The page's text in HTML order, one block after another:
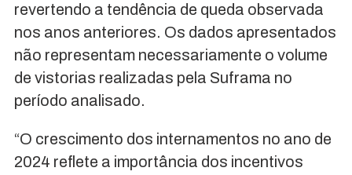
revertendo a tendência de queda observada
nos anos anteriores. Os dados apresentados
não representam necessariamente o volume
de vistorias realizadas pela Suframa no
período analisado.
“O crescimento dos internamentos no ano de
2024 reflete a importância dos incentivos